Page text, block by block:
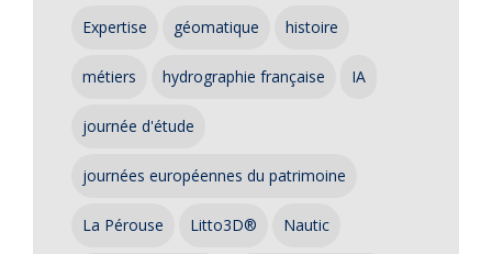
Expertise géomatique histoire
métiers hydrographie française IA
journée d'étude
journées européennes du patrimoine
La Pérouse Litto3D® Nautic